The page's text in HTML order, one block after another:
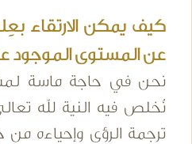
كيف يمكن الارتقاء
عن المستوى الموجود
نحن في حاجة ماسة
نُخلص فيه النية لله
ترجمة الرؤى وإحياءه